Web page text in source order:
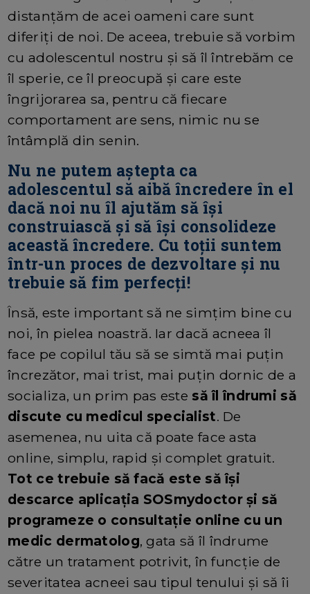
distanțăm de acei oameni care sunt
diferiți de noi. De aceea, trebuie să vorbim
cu adolescentul nostru și să îl întrebăm ce
îl sperie, ce îl preocupă și care este
îngrijorarea sa, pentru că fiecare
comportament are sens, nimic nu se
întâmplă din senin.
Nu ne putem aștepta ca
adolescentul să aibă încredere în el
dacă noi nu îl ajutăm să își
construiască și să își consolideze
această încredere. Cu toții suntem
într-un proces de dezvoltare și nu
trebuie să fim perfecți!
Însă, este important să ne simțim bine cu
noi, în pielea noastră. Iar dacă acneea îl
face pe copilul tău să se simtă mai puțin
încrezător, mai trist, mai puțin dornic de a
socializa, un prim pas este să îl îndrumi să
discute cu medicul specialist. De
asemenea, nu uita că poate face asta
online, simplu, rapid și complet gratuit.
Tot ce trebuie să facă este să își
descarce aplicația SOSmydoctor și să
programeze o consultație online cu un
medic dermatolog, gata să îl îndrume
către un tratament potrivit, în funcție de
severitatea acneei sau tipul tenului și să îi